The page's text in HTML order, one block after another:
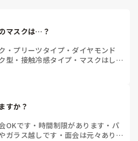
マスクは…？
・ プリーツタイプ・ ダイヤモンド
型 ・ 接触冷感タイプ ・ マスクはしま
すか？
OKです ・ 時間制限があります ・ パ
ガラス越しです ・ 面会は元々ありま